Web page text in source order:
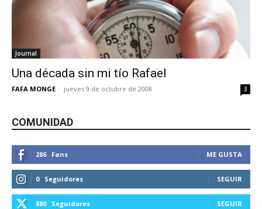
Journal
Una década sin mi tío Rafael
FAFA MONGE - jueves 9 de octubre de 2008 3
COMUNIDAD
286 Fans ME GUSTA
0 Seguidores SEGUIR
880 Seguidores SEGUIR